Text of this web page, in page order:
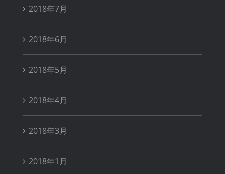
2018年7月
2018年6月
2018年5月
2018年4月
2018年3月
2018年1月